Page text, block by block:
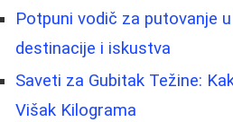
Potpuni vodič za putovanje
destinacije i iskustva
Saveti za Gubitak Težine:
Višak Kilograma